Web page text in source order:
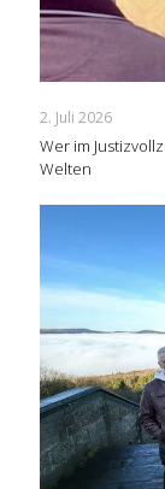
2. Juli 2026
Wer im
Welten